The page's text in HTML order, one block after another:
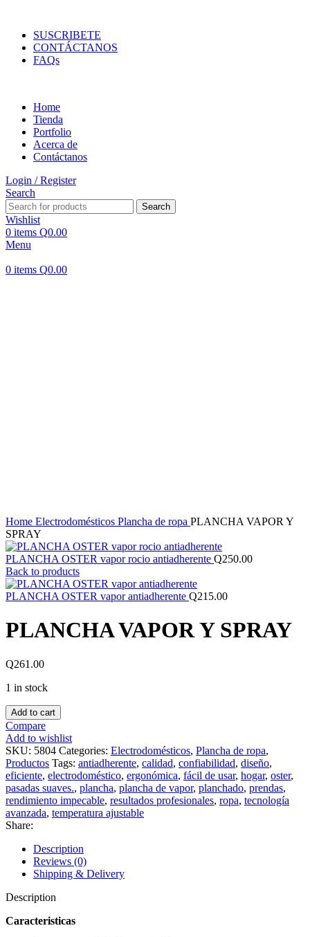
SUSCRIBETE
CONTÁCTANOS
FAQs
Home
Tienda
Portfolio
Acerca de
Contáctanos
Login / Register
Search
Search
Wishlist
0 items Q0.00
Menu
0 items Q0.00
Home Electrodomésticos Plancha de ropa PLANCHA VAPOR Y
SPRAY
PLANCHA OSTER vapor rocio antiadherente Q250.00
Back to products
PLANCHA OSTER vapor antiadherente Q215.00
PLANCHA VAPOR Y SPRAY
Q261.00
1 in stock
PLANCHA
VAPOR
Y
SPRAY
quantity
Add to cart
Compare
Add to wishlist
SKU: 5804 Categories: Electrodomésticos, Plancha de ropa,
Productos Tags: antiadherente, calidad, confiabilidad, diseño,
eficiente, electrodoméstico, ergonómica, fácil de usar, hogar, oster,
pasadas suaves., plancha, plancha de vapor, planchado, prendas,
rendimiento impecable, resultados profesionales, ropa, tecnología
avanzada, temperatura ajustable
Share:
Description
Reviews (0)
Shipping & Delivery
Description
Caracteristicas